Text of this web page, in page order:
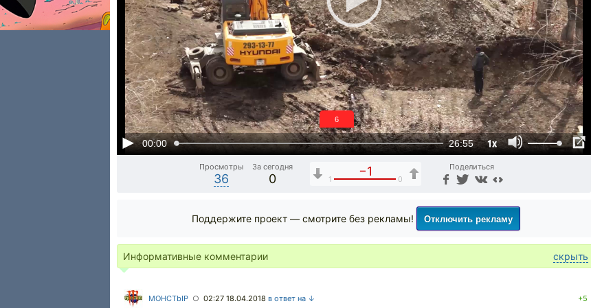
00:00 26:55 1x
5
Просмотры
36
За сегодня
0
−1
1 0
Поделиться
Поддержите проект — смотрите без рекламы! Отключить рекламу
Информативные комментарии скрыть
MOHCTbIP ○ 02:27 18.04.2018 в ответ на ↓ +5